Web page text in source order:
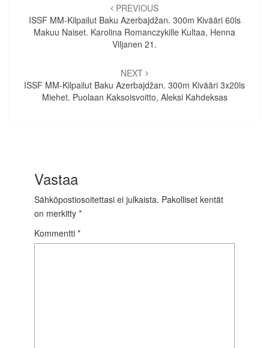
selaus
PREVIOUS
ISSF MM-Kilpailut Baku Azerbajdžan. 300m Kivääri 60ls
Makuu Naiset. Karolina Romanczykille Kultaa, Henna
Viljanen 21.
NEXT
ISSF MM-Kilpailut Baku Azerbajdžan. 300m Kivääri 3x20ls
Miehet. Puolaan Kaksoisvoitto, Aleksi Kahdeksas
Vastaa
Sähköpostiosoitettasi ei julkaista. Pakolliset kentät
on merkitty *
Kommentti *